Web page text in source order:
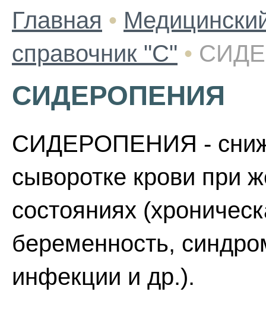
Главная •
справочник "С" •
СИДЕРОПЕНИЯ
СИДЕРОПЕНИЯ -
сыворотке крови при
состояниях
беременность,
инфекции и др.).